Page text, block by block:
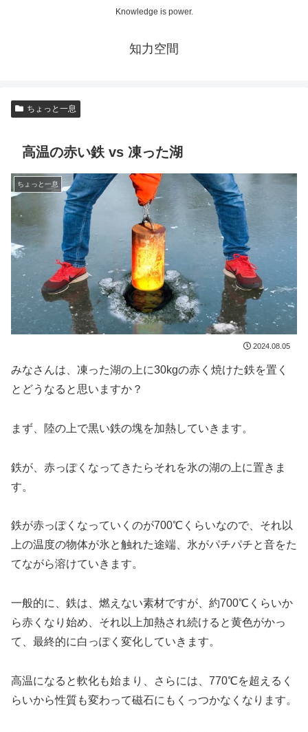
Knowledge is power.
知力空間
ちょっと一息
高温の赤い鉄 vs 凍った湖
ちょっと一息
2024.08.05
みなさんは、凍った湖の上に30kgの赤く焼けた鉄を置く
とどうなると思いますか？
まず、陸の上で黒い鉄の塊を加熱していきます。
鉄が、赤っぽくなってきたらそれを氷の湖の上に置きま
す。
鉄が赤っぽくなっていくのが700℃くらいなので、それ以
上の温度の物体が氷と触れた途端、氷がパチパチと音をた
てながら溶けていきます。
一般的に、鉄は、燃えない素材ですが、約700℃くらいか
ら赤くなり始め、それ以上加熱され続けると黄色がかっ
て、最終的に白っぽく変化していきます。
高温になると軟化も始まり、さらには、770℃を超えるく
らいから性質も変わって磁石にもくっつかなくなります。